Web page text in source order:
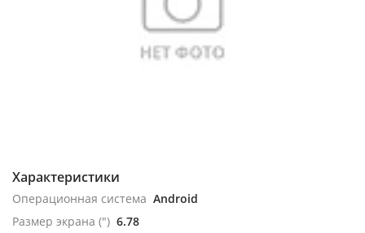
Характеристики
Операционная система Android
Размер экрана (") 6.78